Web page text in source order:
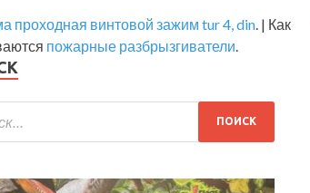
проходная винтовой зажим tur 4, din. | Как
пожарные разбрызгиватели.